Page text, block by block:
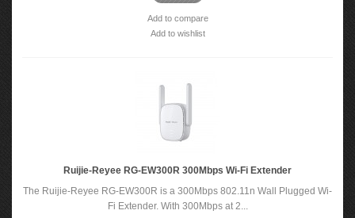
Add to compare
Add to wishlist
Ruijie-Reyee RG-EW300R 300Mbps Wi-Fi Extender
The Ruijie-Reyee RG-EW300R is a 300Mbps 802.11n Wall Plugged Wi-
Fi Extender. With 300Mbps at 2...